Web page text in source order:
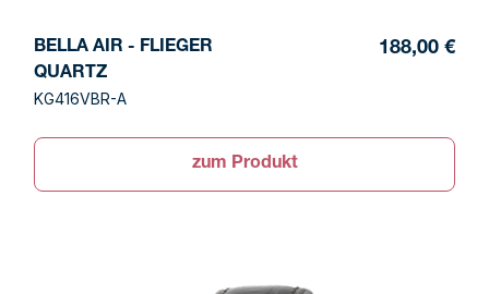
BELLA AIR - FLIEGER
QUARTZ
KG416VBR-A
188,00 €
zum Produkt